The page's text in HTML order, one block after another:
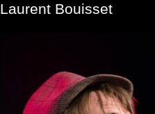
Laurent Bouisset